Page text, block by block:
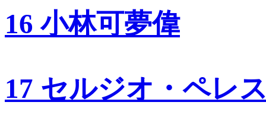
16 小林可夢偉
17 セルジオ・ペレ